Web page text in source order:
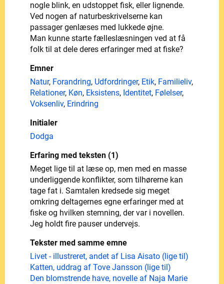
nogle blink, en udstoppet fisk, eller lignende.
Ved nogen af naturbeskrivelserne kan
passager genlæses med lukkede øjne.
Man kunne starte fælleslæsningen ved at få
folk til at dele deres erfaringer med at fiske?
Emner
Natur, Forandring, Udfordringer, Etik, Familieliv,
Relationer, Køn, Eksistens, Identitet, Følelser,
Voksenliv, Erindring
Initialer
Dodga
Erfaring med teksten (1)
Meget lige til at læse op, men med en masse
underliggende konflikter, som tilhørerne kan
tage fat i. Samtalen kredsede sig meget
omkring deltagernes egne erfaringer med at
fiske og hvilken stemning, der var i novellen.
Jeg holdt fire pauser undervejs.
Tekster med samme emne
Livet - illustreret, andet af Lisa Aisato (lige til)
Katten, uddrag af Tove Jansson (lige til)
Den blomstrende have, novelle af Naja Marie